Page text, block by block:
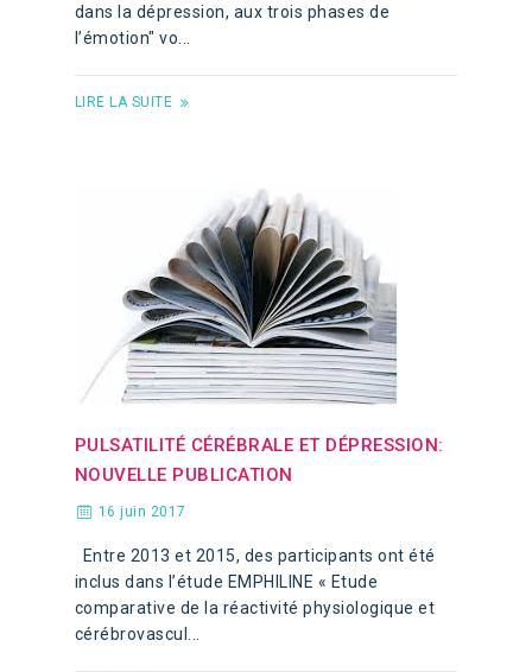
dans la dépression, aux trois phases de
l’émotion" vo...
LIRE LA SUITE
PULSATILITÉ CÉRÉBRALE ET DÉPRESSION:
NOUVELLE PUBLICATION
16 juin 2017
Entre 2013 et 2015, des participants ont été
inclus dans l’étude EMPHILINE « Etude
comparative de la réactivité physiologique et
cérébrovascul...